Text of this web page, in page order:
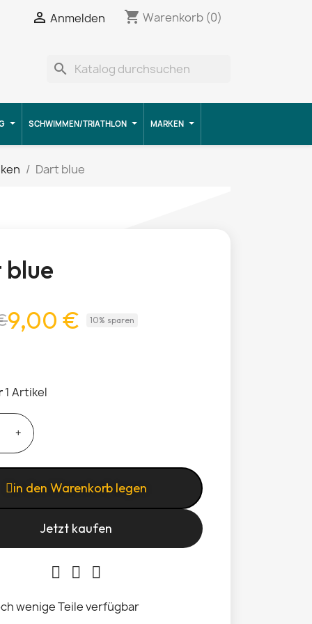
 Anmelden shopping_cart Warenkorb (0)
search
SCHWIMMEN/TRIATHLON MARKEN
Dart blue
9,00 € 10% sparen
1 Artikel
in den Warenkorb legen
Jetzt kaufen
wenige Teile verfügbar